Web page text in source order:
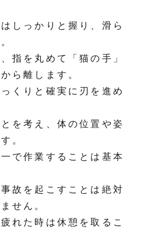
しっかりと握り、滑ら
指を丸めて「猫の手」
ら離します。
くりと確実に刃を進め
を考え、体の位置や姿
。
で作業することは基本
故を起こすことは絶対
せん。
れた時は休憩を取るこ